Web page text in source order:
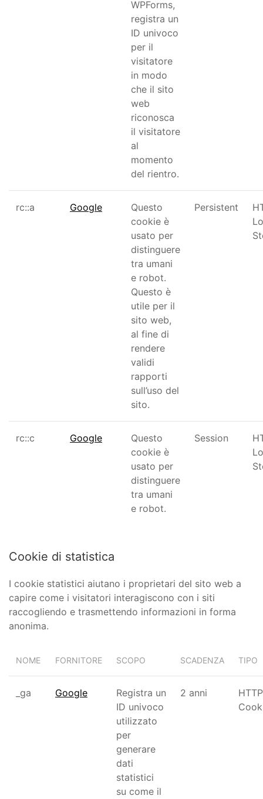
WPForms,
registra un
ID univoco
per il
visitatore
in modo
che il sito
web
riconosca
il visitatore
al
momento
del rientro.
rc::a Google
Questo
cookie è
usato per
distinguere
tra umani
e robot.
Questo è
utile per il
sito web,
al fine di
rendere
validi
rapporti
sull’uso del
sito.
Persistent
rc::c Google
Questo
cookie è
usato per
distinguere
tra umani
e robot.
Session
Cookie di statistica
I cookie statistici aiutano i proprietari del sito web a
capire come i visitatori interagiscono con i siti
raccogliendo e trasmettendo informazioni in forma
anonima.
NOME FORNITORE SCOPO SCADENZA TIPO
_ga Google
Registra un
ID univoco
utilizzato
per
generare
dati
statistici
su come il
2 anni
HTTP